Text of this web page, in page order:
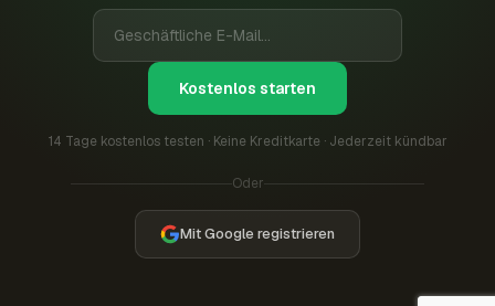
Kostenlos starten
14 Tage kostenlos testen · Keine Kreditkarte · Jederzeit kündbar
Oder
Mit Google registrieren